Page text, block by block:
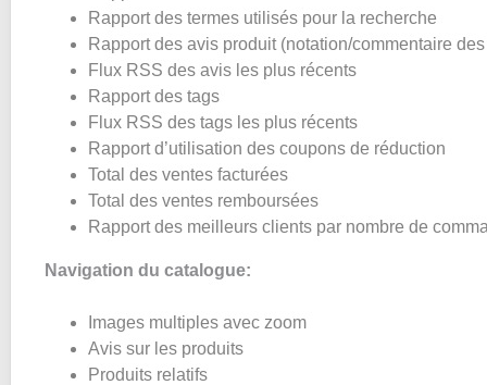
Rapport des termes utilisés pour la recherche
Rapport des avis produit (notation/commentaire
Flux RSS des avis les plus récents
Rapport des tags
Flux RSS des tags les plus récents
Rapport d’utilisation des coupons de réduction
Total des ventes facturées
Total des ventes remboursées
Rapport des meilleurs clients par nombre de
Navigation du catalogue:
Images multiples avec zoom
Avis sur les produits
Produits relatifs